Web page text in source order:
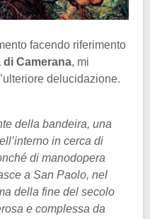
facendo riferimento
Camerana, mi
delucidazione.
della bandeira, una
in cerca di
di manodopera
a San Paolo, nel
della fine del secolo
e complessa da